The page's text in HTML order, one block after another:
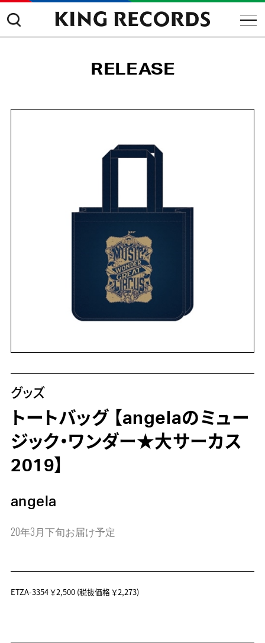
RELEASE
グッズ
トートバッグ 【angelaのミュー
ジック・ワンダー★大サーカス
2019】
angela
20年3月下旬お届け予定
ETZA-3354￥2,500(税抜価格 ￥2,273)